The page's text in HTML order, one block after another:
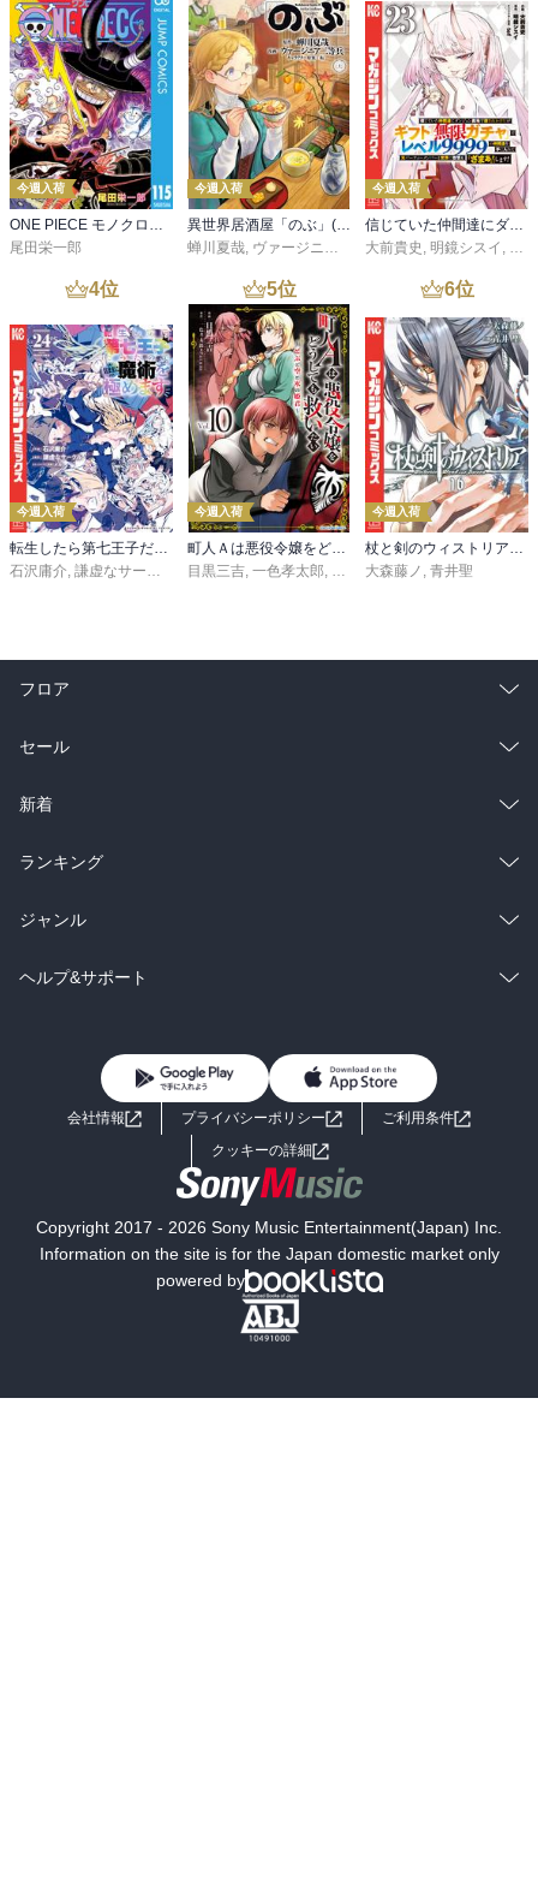
今週入荷
ONE PIECE モノクロ版 115
尾田栄一郎
今週入荷
異世界居酒屋「のぶ」(22)
蝉川夏哉, ヴァージニア二等兵 ,転
今週入荷
信じていた仲間達にダンジョン奥地で殺されかけたがギフト『無限ガチャ』でレベル９９９９の仲間達を手に入れて元パーティーメンバーと世界に復讐＆『ざまぁ！』します！（２３）
大前貴史 , 明鏡シスイ , ｔ
4位
今週入荷
転生したら第七王子だったので、気ままに魔術を極めます（２４）
石沢庸介, 謙虚なサークル メル。
5位
今週入荷
町人Ａは悪役令嬢をどうしても救いたい ～どぶと空と氷の姫君～１０【電子書店共通特典イラスト付】
目黒三吉, 一色孝太郎, Parum
6位
今週入荷
杖と剣のウィストリア（１６）
大森藤ノ , 青井聖
フロア
総合
ラノベ
雑誌・グラビア
BL・TL
セール
総合
ラノベ
雑誌・グラビア
BL・TL
新着
総合
ラノベ
雑誌・グラビア
ランキング
総合
ラノベ
ジャンル
コミック
ライトノベル 男子向けラノベ
小説
海外小説
ミステリー SF
文学
ヘルプ&サポート
よくあるご質問 お問い合わせ
会社情報 プライバシーポリシー
ご利用条件
クッキーの詳細
Copyright 2017 - 2026 Sony Music Entertainment(Japan) Inc.
Information on the site is for the Japan domestic market only
powered by